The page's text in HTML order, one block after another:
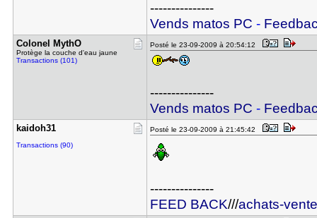
---------------
Vends matos PC -
Colonel My​thO
Protège la couche d'eau jaune
Transactions (101)
Posté le 23-09-2009 à 20:54:12
---------------
Vends matos PC -
kaidoh31
Transactions (90)
Posté le 23-09-2009 à 21:45:42
---------------
FEED BACK///achats-